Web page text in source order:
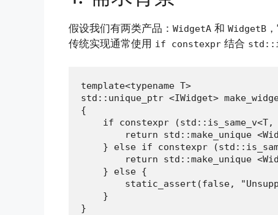
假设我们有两类产品： WidgetA 和 WidgetB
传统实现通常使用 if constexpr 结合
template<typename T>
std::unique_ptr <IWidget>
{
if constexpr (std::is_same_v<T,
return std::make_unique
} else if constexpr
return std::make_unique
    } else {
static_assert(false,
    }
}